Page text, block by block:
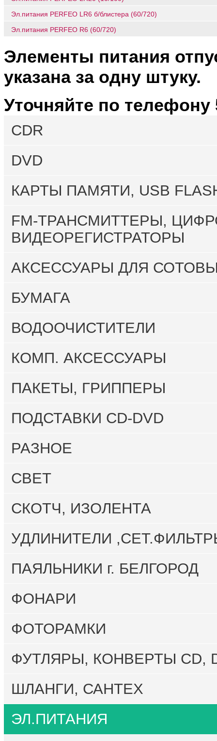
Эл.питания PERFEO LR6 б/блистера (60/720)
Эл.питания PERFEO R6 (60/720)
Элементы питания
указана за одну штуку.
Уточняйте по
CDR
DVD
КАРТЫ ПАМЯТИ, USB
FM-ТРАНСМИТТЕРЫ,
ВИДЕОРЕГИСТРАТОРЫ
АКСЕССУАРЫ ДЛЯ
БУМАГА
ВОДООЧИСТИТЕЛИ
КОМП. АКСЕССУАРЫ
ПАКЕТЫ, ГРИППЕРЫ
ПОДСТАВКИ CD-DVD
РАЗНОЕ
СВЕТ
СКОТЧ, ИЗОЛЕНТА
УДЛИНИТЕЛИ
ПАЯЛЬНИКИ г. БЕЛГОРОД
ФОНАРИ
ФОТОРАМКИ
ФУТЛЯРЫ, КОНВЕРТЫ CD,
ШЛАНГИ, САНТЕХ
ЭЛ.ПИТАНИЯ